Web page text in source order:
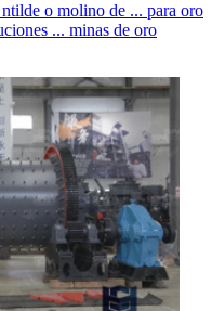
ntilde o molino de ... para oro
... minas de oro